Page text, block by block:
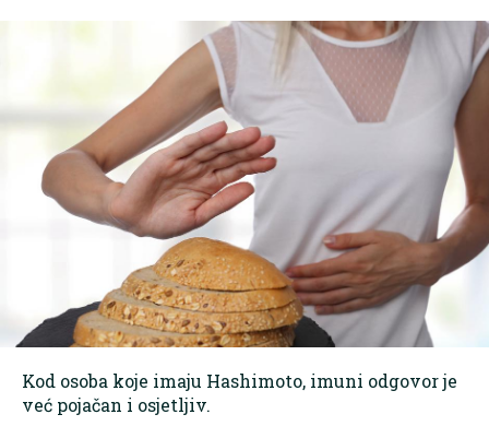
Kod osoba koje imaju Hashimoto, imuni odgovor je
već pojačan i osjetljiv.